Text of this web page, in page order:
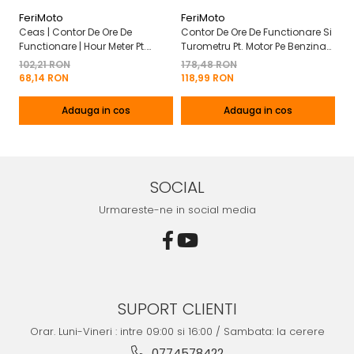
FeriMoto
Ceas | Contor De Ore De
Functionare | Hour Meter Pt.
Motor Pe Benzina 2T | 4T
102,21 RON
68,14 RON
Adauga in cos
FeriMoto
Contor De Ore De Functionare Si
Turometru Pt. Motor Pe Benzina
2T | 4T Cu Capac De Baterie
178,48 RON
118,99 RON
Adauga in cos
SOCIAL
Urmareste-ne in social media
SUPORT CLIENTI
Orar. Luni-Vineri : intre 09:00 si 16:00 / Sambata: la cerere